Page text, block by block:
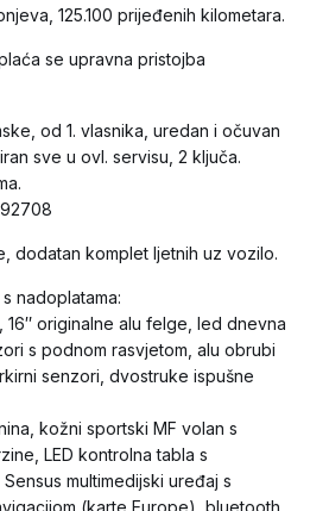
125.100 prijeđenih kilometara.
se upravna pristojba
od 1. vlasnika, uredan i očuvan
sve u ovl. servisu, 2 ključa.
dodatan komplet ljetnih uz vozilo.
nadoplatama:
16″ originalne alu felge, led dnevna
s podnom rasvjetom, alu obrubi
senzori, dvostruke ispušne
kožni sportski MF volan s
LED kontrolna tabla s
multimedijski uređaj s